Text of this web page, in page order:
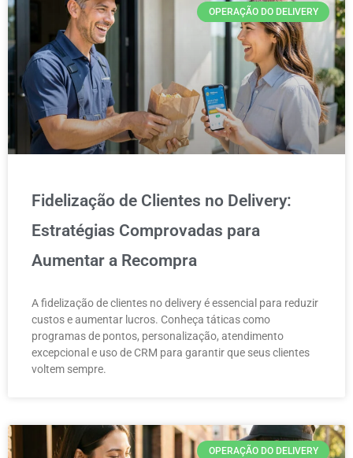
OPERAÇÃO DO DELIVERY
Fidelização de Clientes no Delivery:
Estratégias Comprovadas para
Aumentar a Recompra
A fidelização de clientes no delivery é essencial para reduzir
custos e aumentar lucros. Conheça táticas como
programas de pontos, personalização, atendimento
excepcional e uso de CRM para garantir que seus clientes
voltem sempre.
OPERAÇÃO DO DELIVERY